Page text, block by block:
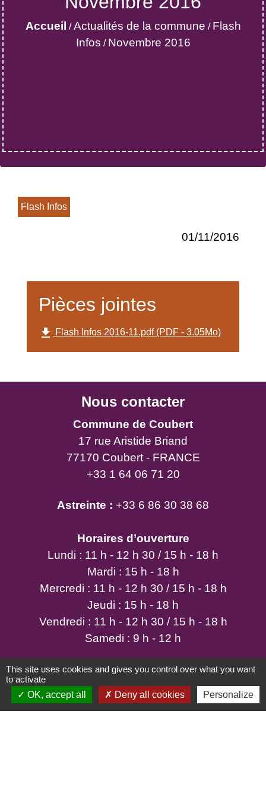
Accueil /Actualités de la commune / Flash
Infos / Novembre 2016
Flash Infos
01/11/2016
Pièces jointes
file_download Flash Infos 2016-11.pdf (PDF - 3.05Mo)
Nous contacter
Commune de Coubert
17 rue Aristide Briand
77170 Coubert - FRANCE
+33 1 64 06 71 20
Astreinte : +33 6 86 30 38 68
Horaires d’ouverture
Lundi : 11 h - 12 h 30 / 15 h - 18 h
Mardi : 15 h - 18 h
Mercredi : 11 h - 12 h 30 / 15 h - 18 h
Jeudi : 15 h - 18 h
Vendredi : 11 h - 12 h 30 / 15 h - 18 h
Samedi : 9 h - 12 h
This site uses cookies and gives you control over what you want
to activate
OK, accept all
Deny all cookies Personalize